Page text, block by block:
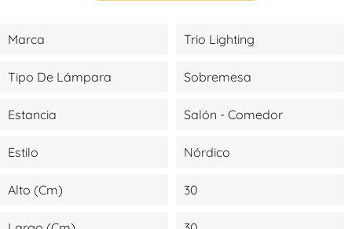
Marca Trio Lighting
Tipo De Lámpara Sobremesa
Estancia Salón - Comedor
Estilo Nórdico
Alto (cm) 30